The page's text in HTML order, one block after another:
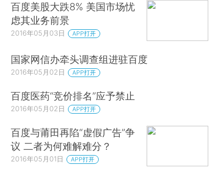
百度美股大跌8% 美国市场忧
虑其业务前景
2016年05月03日 APP打开
国家网信办牵头调查组进驻百度
2016年05月02日 APP打开
百度医药“竞价排名”应予禁止
2016年05月02日 APP打开
百度与莆田再陷“虚假广告”争
议 二者为何难解难分？
2016年05月01日 APP打开